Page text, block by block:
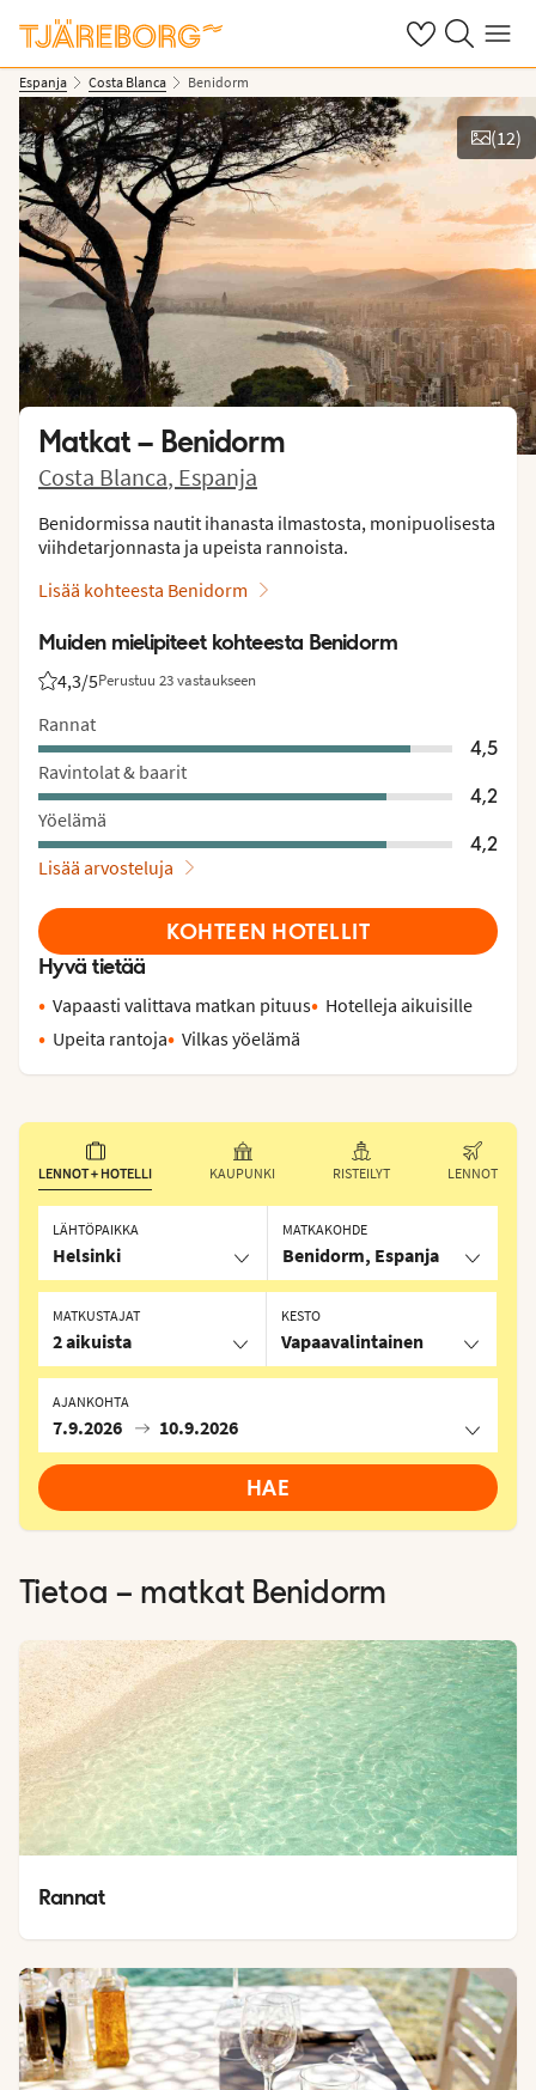
OmatHaku Valikko
Espanja Costa Blanca Benidorm
Näytä kuvia
(12)
Matkat – Benidorm
Costa Blanca, Espanja
Benidormissa nautit ihanasta ilmastosta, monipuolisesta
viihdetarjonnasta ja upeista rannoista.
Lisää kohteesta Benidorm
Muiden mielipiteet kohteesta Benidorm
4,3/5Perustuu 23 vastaukseen
Asiakkaidemme arviot: 4.3/5
Rannat
4,5
Ravintolat & baarit
4,2
Yöelämä
4,2
Lisää arvosteluja
KOHTEEN HOTELLIT
Hyvä tietää
Vapaasti valittava matkan pituus
Hotelleja aikuisille
Upeita rantoja
Vilkas yöelämä
LENNOT + HOTELLI KAUPUNKI RISTEILYT LENNOT
LÄHTÖPAIKKA
Helsinki
MATKAKOHDE
Benidorm, Espanja
KESTO
Vapaavalintainen
AJANKOHTA
7.9.2026 10.9.2026
MATKUSTAJAT
2 aikuista
HAE
Tietoa – matkat Benidorm
Rannat